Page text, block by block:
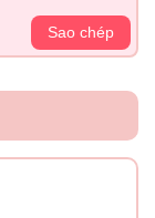
Sao chép